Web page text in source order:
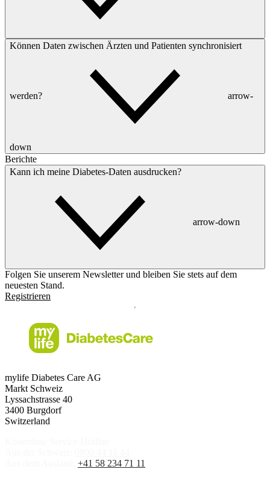
Können Daten zwischen Ärzten und Patienten synchronisiert
werden? arrow-
down
Berichte
Kann ich meine Diabetes-Daten ausdrucken?
arrow-down
Folgen Sie unserem Newsletter und bleiben Sie stets auf dem
neuesten Stand.
Registrieren
mylife Diabetes Care AG
Markt Schweiz
Lyssachstrasse 40
3400 Burgdorf
Switzerland
+41 58 234 71 11